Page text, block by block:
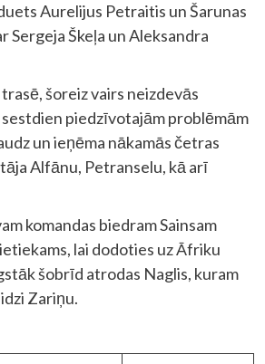
Aurelijus Petraitis un Šarunas
Sergeja Škeļa un Aleksandra
šoreiz vairs neizdevās
piedzīvotajām problēmām
un ieņēma nākamās četras
Alfānu, Petranselu, kā arī
komandas biedram Sainsam
lai dodoties uz Āfriku
šobrīd atrodas Naglis, kuram
Zariņu.